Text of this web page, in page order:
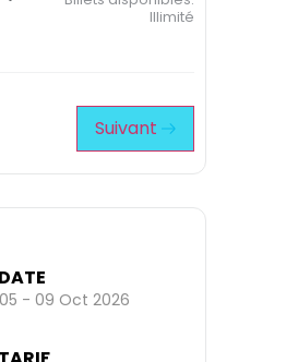
Illimité
Suivant
DATE
05 - 09 Oct 2026